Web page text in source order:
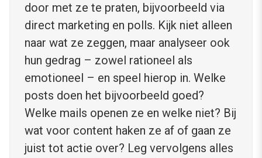
door met ze te praten, bijvoorbeeld via
direct marketing en polls. Kijk niet alleen
naar wat ze zeggen, maar analyseer ook
hun gedrag – zowel rationeel als
emotioneel – en speel hierop in. Welke
posts doen het bijvoorbeeld goed?
Welke mails openen ze en welke niet? Bij
wat voor content haken ze af of gaan ze
juist tot actie over? Leg vervolgens alles